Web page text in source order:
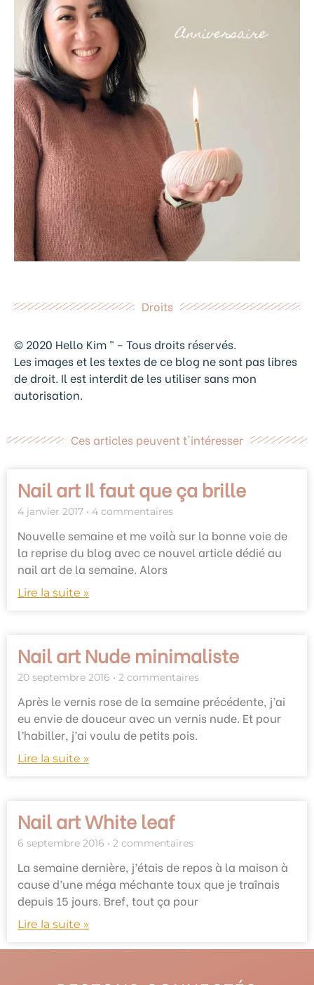
Droits
© 2020 Hello Kim ™ – Tous droits réservés.
Les images et les textes de ce blog ne sont pas libres
de droit. Il est interdit de les utiliser sans mon
autorisation.
Ces articles peuvent t'intéresser
Nail art Il faut que ça brille
4 janvier 2017 4 commentaires
Nouvelle semaine et me voilà sur la bonne voie de
la reprise du blog avec ce nouvel article dédié au
nail art de la semaine. Alors
Lire la suite »
Nail art Nude minimaliste
20 septembre 2016 2 commentaires
Après le vernis rose de la semaine précédente, j’ai
eu envie de douceur avec un vernis nude. Et pour
l’habiller, j’ai voulu de petits pois.
Lire la suite »
Nail art White leaf
6 septembre 2016 2 commentaires
La semaine dernière, j’étais de repos à la maison à
cause d’une méga méchante toux que je traînais
depuis 15 jours. Bref, tout ça pour
Lire la suite »